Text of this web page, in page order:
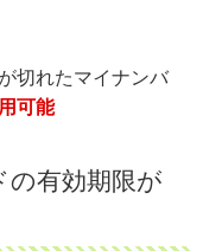
切れたマイナンバ
可能
有効期限が